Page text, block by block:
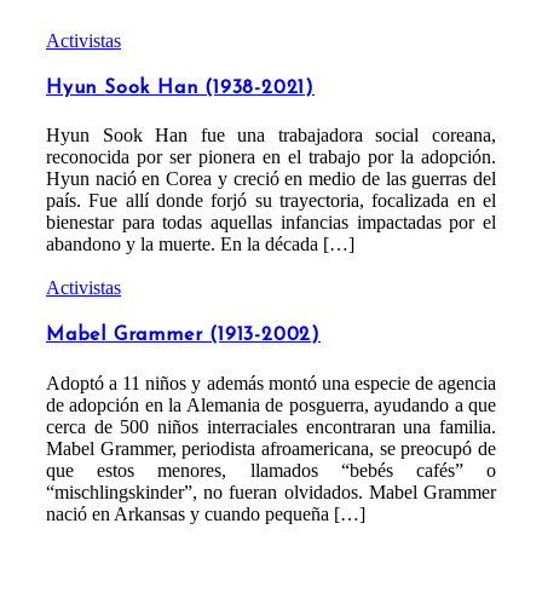
Activistas
Hyun Sook Han (1938-2021)
Hyun Sook Han fue una trabajadora social coreana,
reconocida por ser pionera en el trabajo por la adopción.
Hyun nació en Corea y creció en medio de las guerras del
país. Fue allí donde forjó su trayectoria, focalizada en el
bienestar para todas aquellas infancias impactadas por el
abandono y la muerte. En la década […]
Activistas
Mabel Grammer (1913-2002)
Adoptó a 11 niños y además montó una especie de agencia
de adopción en la Alemania de posguerra, ayudando a que
cerca de 500 niños interraciales encontraran una familia.
Mabel Grammer, periodista afroamericana, se preocupó de
que estos menores, llamados “bebés cafés” o
“mischlingskinder”, no fueran olvidados. Mabel Grammer
nació en Arkansas y cuando pequeña […]